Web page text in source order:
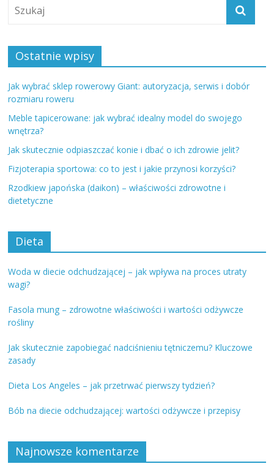
Ostatnie wpisy
Jak wybrać sklep rowerowy Giant: autoryzacja, serwis i dobór
rozmiaru roweru
Meble tapicerowane: jak wybrać idealny model do swojego
wnętrza?
Jak skutecznie odpiaszczać konie i dbać o ich zdrowie jelit?
Fizjoterapia sportowa: co to jest i jakie przynosi korzyści?
Rzodkiew japońska (daikon) – właściwości zdrowotne i
dietetyczne
Dieta
Woda w diecie odchudzającej – jak wpływa na proces utraty
wagi?
Fasola mung – zdrowotne właściwości i wartości odżywcze
rośliny
Jak skutecznie zapobiegać nadciśnieniu tętniczemu? Kluczowe
zasady
Dieta Los Angeles – jak przetrwać pierwszy tydzień?
Bób na diecie odchudzającej: wartości odżywcze i przepisy
Najnowsze komentarze